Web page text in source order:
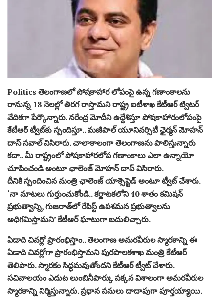
Politics తెలంగాణలో పోషకాహార లోపంపై ఉన్న గణాంకాలను
రానున్న 18 నెలల్లో తిరగ రాస్తామని రాష్ట్ర ఐటీశాఖ కేటీఆర్‌ ట్విటర్‌
వేదికగా పేర్కొన్నారు. నరేంద్ర మోదీని ఉద్దేశిస్తూ పోషకాహారంలోపంపై
కేటీఆర్ ట్వీట్‌కు స్పందిస్తూ.. మణిపాల్‌ యూనివర్సిటీ ఛైర్మన్‌ మోహన్‌
దాస్‌ సవాల్‌ విసిరారు. చాలాకాలంగా తెలంగాణను పాలిస్తున్నారు
కదా.. మీ రాష్ట్రంలో పోషకాహారలోప గణాంకాలు ఎలా ఉన్నాయో
చూపించండి అంటూ ఛాలెంజ్‌ మోహన్‌ దాస్‌ విసిరారు.
దీనికి స్పందించిన మంత్రి ఛాలెంజ్‌ యాక్సెప్టెడ్‌ అంటూ ట్వీట్‌ చేశారు.
‘నా మాటలు గుర్తుంచుకోండి.. కర్ణాటకలోని 40 శాతం కమిషన్
ప్రభుత్వాన్ని, గుజరాత్‌లో రేపిస్ట్ ఉపశమన ప్రభుత్వాలను
అధిగమిస్తామని’ కేటీఆర్ ఘాటుగా బదులిచ్చారు.
ఏడాది చివర్లో ప్రారంభిస్తాం.. తెలంగాణ అమరవీరుల స్మారకాన్ని ఈ
ఏడాది చివర్లోగా ప్రారంభిస్తామని పురపాలకశాఖ మంత్రి కేటీఆర్
తెలిపారు. స్మారకం సిద్ధమవుతోందని కేటీఆర్‌ ట్వీట్‌ చేశారు.
సచివాలయం ఎదుట లుంబినీపార్కు పక్కన విశాలంగా అమరవీరుల
స్మారకాన్ని నిర్మిస్తున్నారు. ప్రధాన పనులు దాదాపుగా పూర్తయ్యాయి.